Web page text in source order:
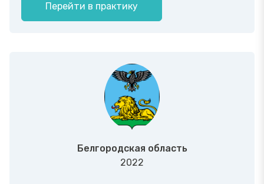
Перейти в практику
Белгородская область
2022